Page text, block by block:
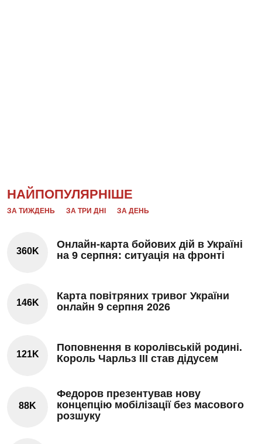
НАЙПОПУЛЯРНІШЕ
ЗА ТИЖДЕНЬ ЗА ТРИ ДНІ ЗА ДЕНЬ
360K
Онлайн-карта бойових дій в Україні
на 9 серпня: ситуація на фронті
146K
Карта повітряних тривог України
онлайн 9 серпня 2026
121K
Поповнення в королівській родині.
Король Чарльз III став дідусем
88K
Федоров презентував нову
концепцію мобілізації без масового
розшуку